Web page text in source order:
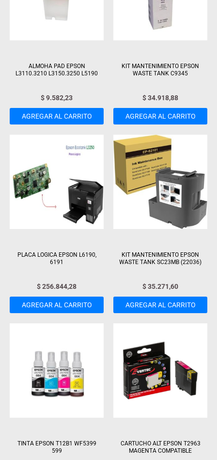
ALMOHA PAD EPSON
L3110.3210 L3150.3250 L5190
$9.582,23
AGREGAR AL CARRITO
KIT MANTENIMIENTO EPSON
WASTE TANK C9345
$34.918,88
AGREGAR AL CARRITO
PLACA LOGICA EPSON L6190,
6191
$256.844,28
AGREGAR AL CARRITO
KIT MANTENIMIENTO EPSON
WASTE TANK SC23MB (22036)
$35.271,60
AGREGAR AL CARRITO
TINTA EPSON T12B1 WF5399
599
CARTUCHO ALT EPSON T2963
MAGENTA COMPATIBLE